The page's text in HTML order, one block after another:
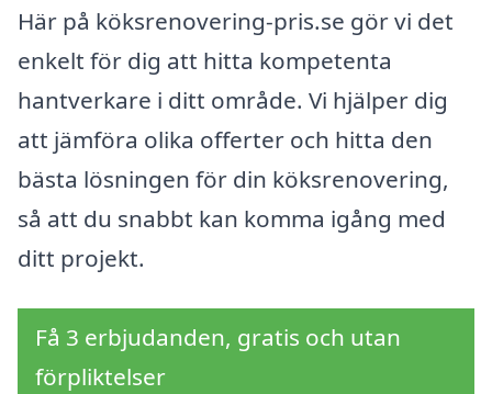
Här på köksrenovering-pris.se gör vi det
enkelt för dig att hitta kompetenta
hantverkare i ditt område. Vi hjälper dig
att jämföra olika offerter och hitta den
bästa lösningen för din köksrenovering,
så att du snabbt kan komma igång med
ditt projekt.
Få 3 erbjudanden, gratis och utan
förpliktelser